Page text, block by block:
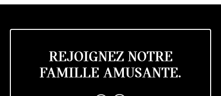
REJOIGNEZ NOTRE
FAMILLE AMUSANTE.